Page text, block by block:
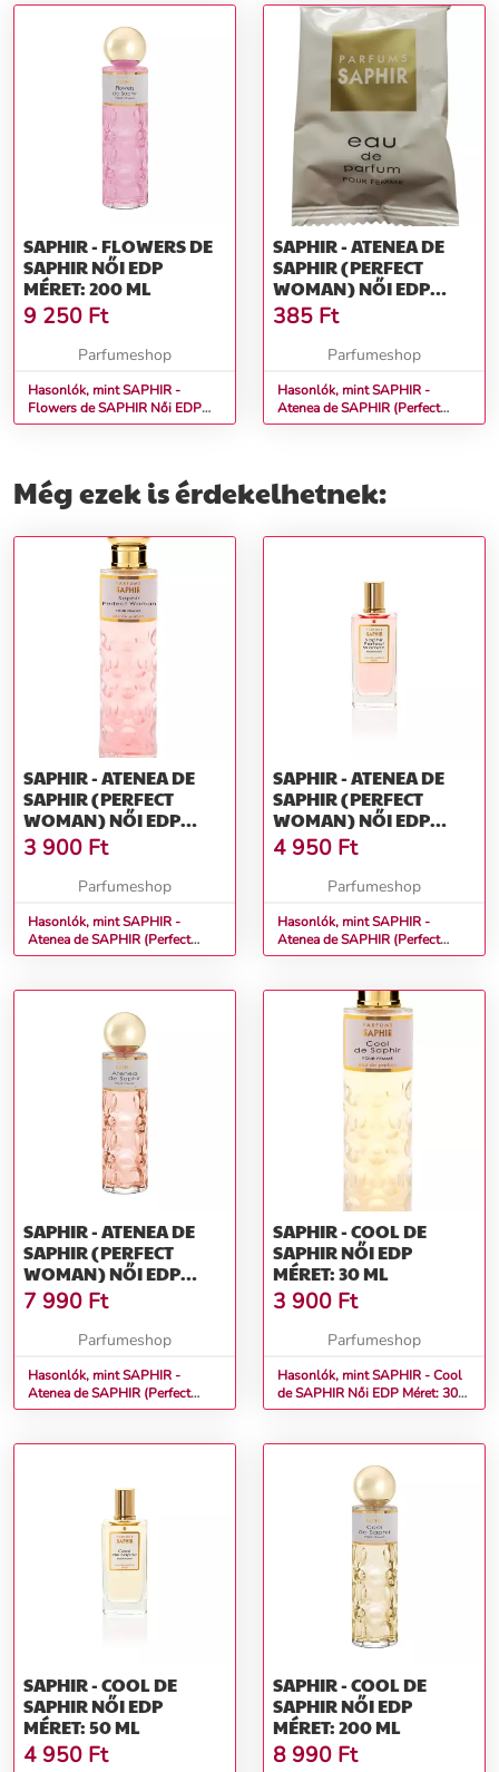
SAPHIR - FLOWERS DE
SAPHIR NŐI EDP
MÉRET: 200 ML
9 250 Ft
Parfumeshop
Hasonlók, mint SAPHIR -
Flowers de SAPHIR Női EDP
Méret: 200 ml
SAPHIR - ATENEA DE
SAPHIR (PERFECT
WOMAN) NŐI EDP
MÉRET: 1,75 ML
385 Ft
Parfumeshop
Hasonlók, mint SAPHIR -
Atenea de SAPHIR (Perfect
Woman) Női EDP Méret: 1,75
Még ezek is érdekelhetnek:
SAPHIR - ATENEA DE
SAPHIR (PERFECT
WOMAN) NŐI EDP
MÉRET: 30 ML
3 900 Ft
Parfumeshop
Hasonlók, mint SAPHIR -
Atenea de SAPHIR (Perfect
Woman) Női EDP Méret: 30 ml
SAPHIR - ATENEA DE
SAPHIR (PERFECT
WOMAN) NŐI EDP
MÉRET: 50 ML
4 950 Ft
Parfumeshop
Hasonlók, mint SAPHIR -
Atenea de SAPHIR (Perfect
Woman) Női EDP Méret: 50 ml
SAPHIR - ATENEA DE
SAPHIR (PERFECT
WOMAN) NŐI EDP
MÉRET: 200 ML
7 990 Ft
Parfumeshop
Hasonlók, mint SAPHIR -
Atenea de SAPHIR (Perfect
Woman) Női EDP Méret: 200 ml
SAPHIR - COOL DE
SAPHIR NŐI EDP
MÉRET: 30 ML
3 900 Ft
Parfumeshop
Hasonlók, mint SAPHIR - Cool
de SAPHIR Női EDP Méret: 30
ml
SAPHIR - COOL DE
SAPHIR NŐI EDP
MÉRET: 50 ML
4 950 Ft
SAPHIR - COOL DE
SAPHIR NŐI EDP
MÉRET: 200 ML
8 990 Ft